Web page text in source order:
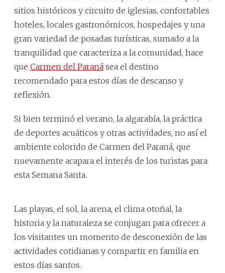
sitios históricos y circuito de iglesias, confortables
hoteles, locales gastronómicos, hospedajes y una
gran variedad de posadas turísticas, sumado a la
tranquilidad que caracteriza a la comunidad, hace
que Carmen del Paraná sea el destino
recomendado para estos días de descanso y
reflexión.
Si bien terminó el verano, la algarabía, la práctica
de deportes acuáticos y otras actividades, no así el
ambiente colorido de Carmen del Paraná, que
nuevamente acapara el interés de los turistas para
esta Semana Santa.
Las playas, el sol, la arena, el clima otoñal, la
historia y la naturaleza se conjugan para ofrecer a
los visitantes un momento de desconexión de las
actividades cotidianas y compartir en familia en
estos días santos.